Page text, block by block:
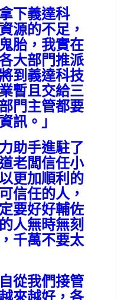
下義達科
源的不足，
胎，我實在
大部門推派
到義達科技
暫且交給三
門主管都要
訊。」
助手進駐了
老闆信任小
更加順利的
信任的人，
要好好輔佐
人無時無刻
千萬不要太
從我們接管